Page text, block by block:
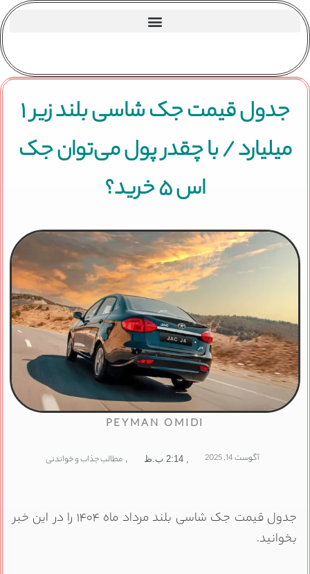
جدول قیمت جک شاسی بلند زیر ۱
میلیارد / با چقدر پول می‌توان جک
اس ۵ خرید؟
PEYMAN OMIDI
آگوست 14, 2025 , 2:14 ب.ظ مطالب جذاب و خواندنی
جدول قیمت جک شاسی بلند مرداد ماه ۱۴۰۴ را در این خبر
بخوانید.